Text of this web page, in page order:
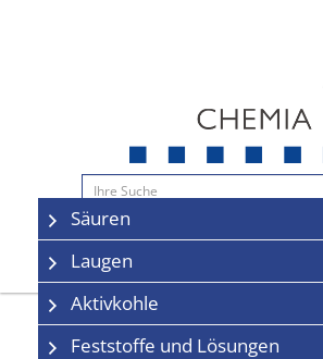
Navigation
Säuren
Laugen
Aktivkohle
Feststoffe und Lösungen